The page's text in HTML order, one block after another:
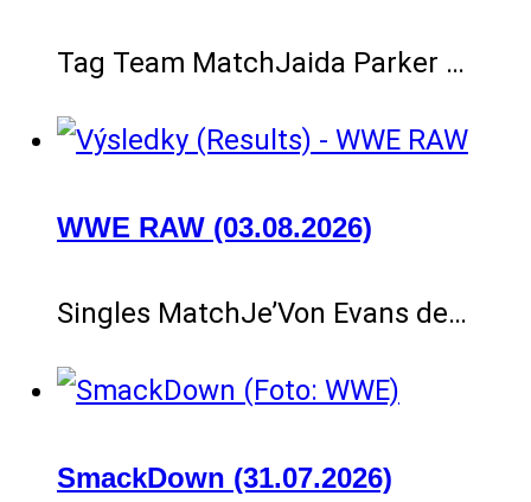
Tag Team MatchJaida Parker …
WWE RAW (03.08.2026)
Singles MatchJe’Von Evans de…
SmackDown (31.07.2026)